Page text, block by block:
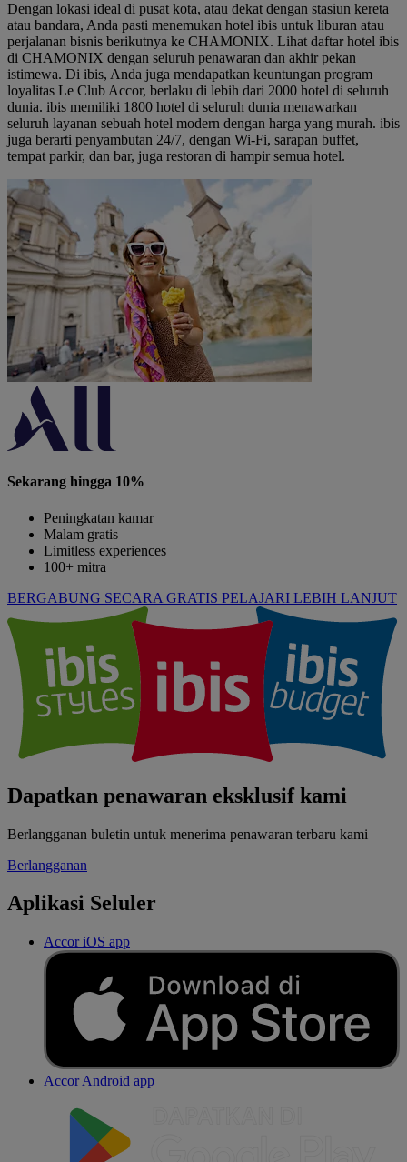
Dengan lokasi ideal di pusat kota, atau dekat dengan stasiun kereta
atau bandara, Anda pasti menemukan hotel ibis untuk liburan atau
perjalanan bisnis berikutnya ke CHAMONIX. Lihat daftar hotel ibis
di CHAMONIX dengan seluruh penawaran dan akhir pekan
istimewa. Di ibis, Anda juga mendapatkan keuntungan program
loyalitas Le Club Accor, berlaku di lebih dari 2000 hotel di seluruh
dunia. ibis memiliki 1800 hotel di seluruh dunia menawarkan
seluruh layanan sebuah hotel modern dengan harga yang murah. ibis
juga berarti penyambutan 24/7, dengan Wi-Fi, sarapan buffet,
tempat parkir, dan bar, juga restoran di hampir semua hotel.
Sekarang hingga 10%
Peningkatan kamar
Malam gratis
Limitless experiences
100+ mitra
BERGABUNG SECARA GRATIS PELAJARI LEBIH LANJUT
Dapatkan penawaran eksklusif kami
Berlangganan buletin untuk menerima penawaran terbaru kami
Berlangganan
Aplikasi Seluler
Accor iOS app
Accor Android app